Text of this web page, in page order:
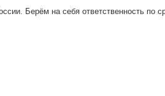
Берём на себя ответственность по